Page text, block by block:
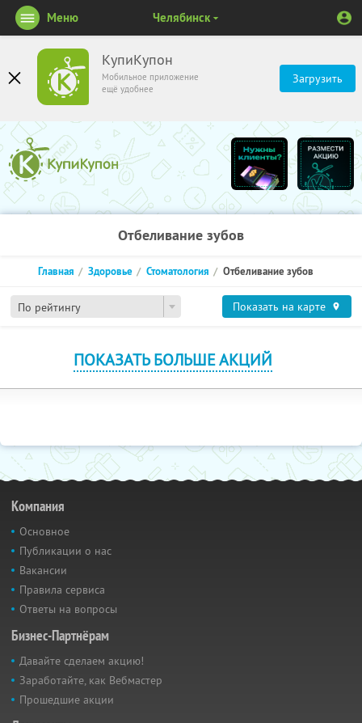
КупиКупон
Мобильное приложение
ещё удобнее
Загрузить
Меню Челябинск
Отбеливание зубов
По рейтингу
Главная Здоровье Стоматология Отбеливание зубов
Показать на карте
ПОКАЗАТЬ БОЛЬШЕ АКЦИЙ
Компания
Основное
Публикации о нас
Вакансии
Правила сервиса
Ответы на вопросы
Бизнес-Партнёрам
Давайте сделаем акцию!
Заработайте, как Вебмастер
Прошедшие акции